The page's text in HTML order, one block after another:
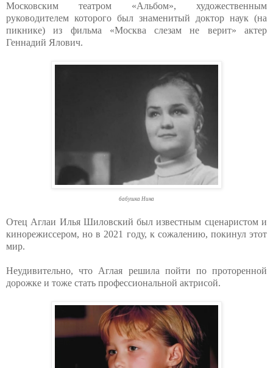
Московским театром «Альбом», художественным
руководителем которого был знаменитый доктор наук (на
пикнике) из фильма «Москва слезам не верит» актер
Геннадий Ялович.
бабушка Нина
Отец Аглаи Илья Шиловский был известным сценаристом и
кинорежиссером, но в 2021 году, к сожалению, покинул этот
мир.
Неудивительно, что Аглая решила пойти по проторенной
дорожке и тоже стать профессиональной актрисой.